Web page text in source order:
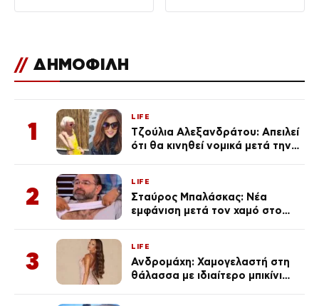
// ΔΗΜΟΦΙΛΗ
1
LIFE
Τζούλια Αλεξανδράτου: Απειλεί
ότι θα κινηθεί νομικά μετά την
2
LIFE
Σταύρος Μπαλάσκας: Νέα
εμφάνιση μετά τον χαμό στο
3
LIFE
Ανδρομάχη: Χαμογελαστή στη
θάλασσα με ιδιαίτερο μπικίνι